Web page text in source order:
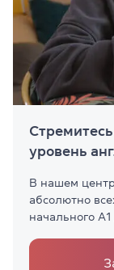
уровень
В нашем
абсолютно
начального